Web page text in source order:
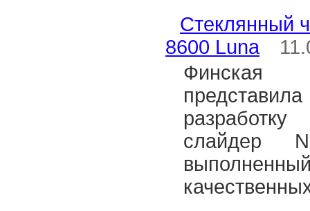
Стеклянный
8600 Luna
Финская
слайдер